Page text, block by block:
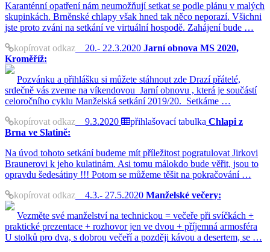
Karanténní opatření nám neumožňují setkat se podle plánu v malých
skupinkách. Brněnské chlapy však hned tak něco neporazí. Všichni
jste proto zváni na setkání ve virtuální hospodě. Zahájení bude …
kopírovat odkaz 20.- 22.3.2020 Jarní obnova MS 2020,
Kroměříž:
Pozvánku a přihlášku si můžete stáhnout zde Drazí přátelé,
srdečně vás zveme na víkendovou Jarní obnovu , která je součástí
celoročního cyklu Manželská setkání 2019/20. Setkáme …
kopírovat odkaz 9.3.2020 přihlašovací tabulka Chlapi z
Brna ve Slatině:
Na úvod tohoto setkání budeme mít příležitost pogratulovat Jirkovi
Braunerovi k jeho kulatinám. Asi tomu málokdo bude věřit, jsou to
opravdu šedesátiny !!! Potom se můžeme těšit na pokračování …
kopírovat odkaz 4.3.- 27.5.2020 Manželské večery:
Vezměte své manželství na technickou = večeře při svíčkách +
praktické prezentace + rozhovor jen ve dvou + příjemná armosféra
U stolků pro dva, s dobrou večeří a později kávou a desertem, se …